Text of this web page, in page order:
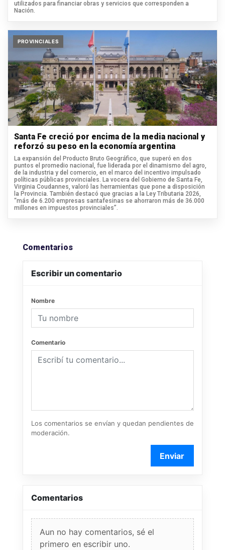
utilizados para financiar obras y servicios que corresponden a
Nación.
PROVINCIALES
Santa Fe creció por encima de la media nacional y
reforzó su peso en la economía argentina
La expansión del Producto Bruto Geográfico, que superó en dos
puntos el promedio nacional, fue liderada por el dinamismo del agro,
de la industria y del comercio, en el marco del incentivo impulsado
políticas públicas provinciales. La vocera del Gobierno de Santa Fe,
Virginia Coudannes, valoró las herramientas que pone a disposición
la Provincia. También destacó que gracias a la Ley Tributaria 2026,
“más de 6.200 empresas santafesinas se ahorraron más de 36.000
millones en impuestos provinciales”.
Comentarios
Escribir un comentario
Nombre
Comentario
Los comentarios se envían y quedan pendientes de
moderación.
Enviar
Comentarios
Aun no hay comentarios, sé el
primero en escribir uno.